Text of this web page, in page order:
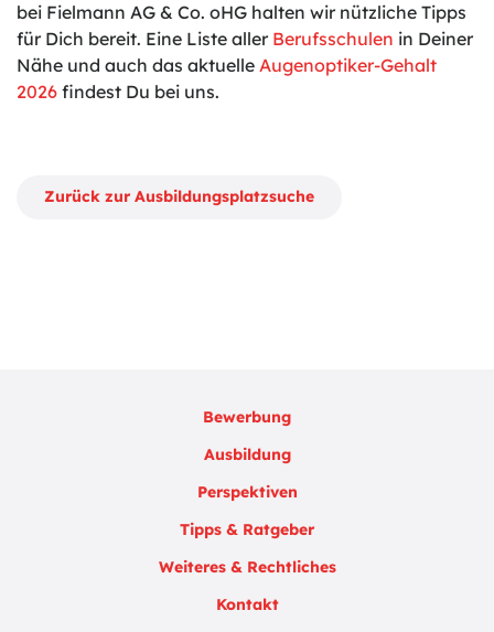
bei Fielmann AG & Co. oHG halten wir nützliche Tipps
für Dich bereit. Eine Liste aller Berufsschulen in Deiner
Nähe und auch das aktuelle Augenoptiker-Gehalt
2026 findest Du bei uns.
Zurück zur Ausbildungsplatzsuche
Bewerbung
Ausbildung
Perspektiven
Tipps & Ratgeber
Weiteres & Rechtliches
Kontakt